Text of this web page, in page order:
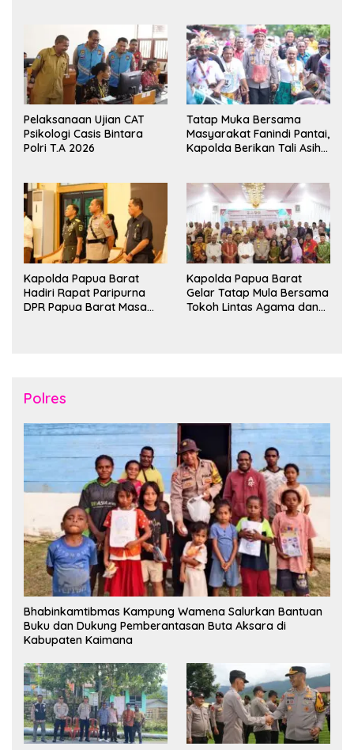
Persahabatan
Pangan Papua Barat
Pelaksanaan Ujian CAT
Psikologi Casis Bintara
Polri T.A 2026
Tatap Muka Bersama
Masyarakat Fanindi Pantai,
Kapolda Berikan Tali Asih
Kapolda Papua Barat
Hadiri Rapat Paripurna
DPR Papua Barat Masa
Kapolda Papua Barat
Gelar Tatap Mula Bersama
Tokoh Lintas Agama dan
Polres
Bhabinkamtibmas Kampung Wamena Salurkan Bantuan
Buku dan Dukung Pemberantasan Buta Aksara di
Kabupaten Kaimana